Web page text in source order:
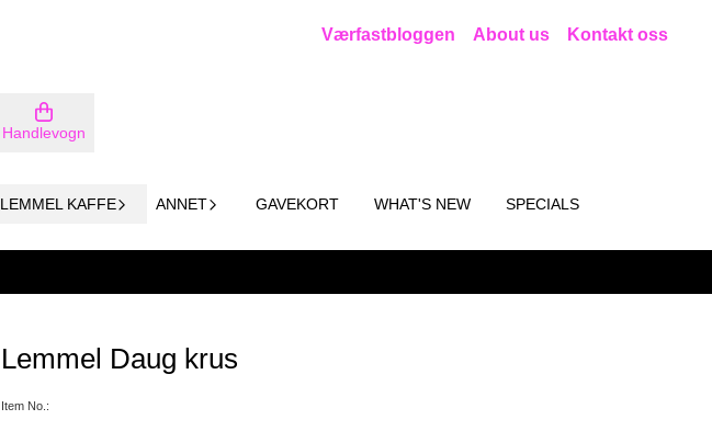
Værfastbloggen About us Kontakt oss
Handlevogn
LEMMEL KAFFE ANNET GAVEKORT WHAT'S NEW SPECIALS
Lemmel Daug krus
Item No.: